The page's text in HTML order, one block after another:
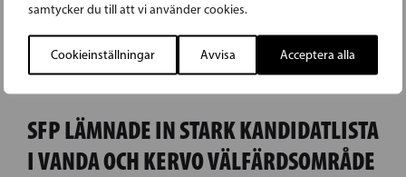
samtycker du till att vi använder cookies.
Cookieinställningar Avvisa Acceptera alla
13.12.2021
SFP LÄMNADE IN STARK KANDIDATLISTA
I VANDA OCH KERVO VÄLFÄRDSOMRÅDE